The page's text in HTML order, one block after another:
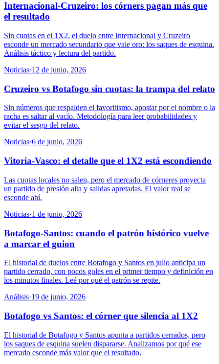
Internacional-Cruzeiro: los córners pagan más que
el resultado
Sin cuotas en el 1X2, el duelo entre Internacional y Cruzeiro
esconde un mercado secundario que vale oro: los saques de esquina.
Análisis táctico y lectura del partido.
Noticias·12 de junio, 2026
Cruzeiro vs Botafogo sin cuotas: la trampa del relato
Sin números que respalden el favoritismo, apostar por el nombre o la
racha es saltar al vacío. Metodología para leer probabilidades y
evitar el sesgo del relato.
Noticias·6 de junio, 2026
Vitoria-Vasco: el detalle que el 1X2 está escondiendo
Las cuotas locales no salen, pero el mercado de córneres proyecta
un partido de presión alta y salidas apretadas. El valor real se
esconde ahí.
Noticias·1 de junio, 2026
Botafogo-Santos: cuando el patrón histórico vuelve
a marcar el guion
El historial de duelos entre Botafogo y Santos en julio anticipa un
partido cerrado, con pocos goles en el primer tiempo y definición en
los minutos finales. Leé por qué el patrón se repite.
Análisis·19 de junio, 2026
Botafogo vs Santos: el córner que silencia al 1X2
El historial de Botafogo y Santos apunta a partidos cerrados, pero
los saques de esquina suelen dispararse. Analizamos por qué ese
mercado esconde más valor que el resultado.